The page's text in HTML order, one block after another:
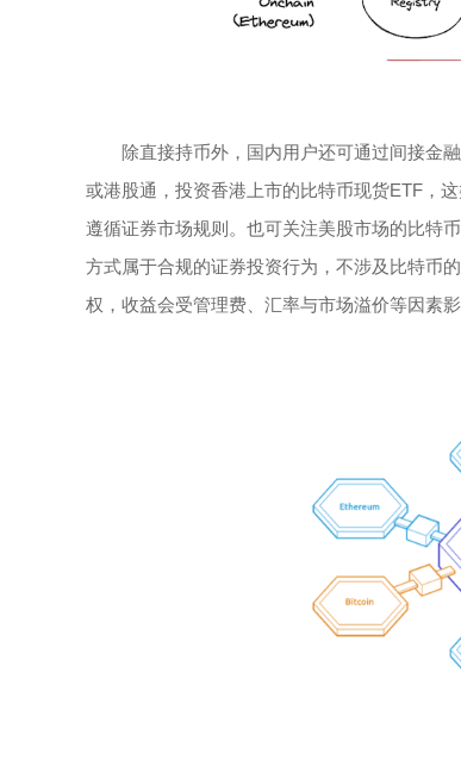
除直接持币外，国内用户还可通过间接金
或港股通，投资香港上市的比特币现货ETF，
遵循证券市场规则。也可关注美股市场的比特
方式属于合规的证券投资行为，不涉及比特币
权，收益会受管理费、汇率与市场溢价等因素影